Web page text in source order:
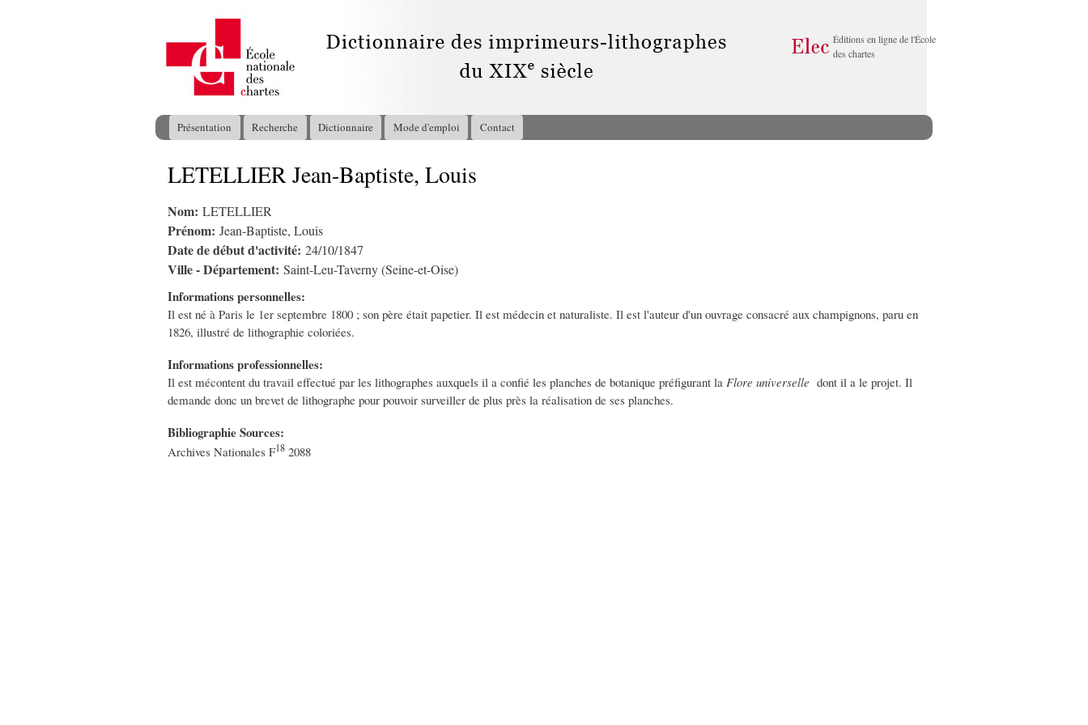
principal
Éditions en ligne de l'École
des chartes
Menu principal
Présentation Recherche Dictionnaire Mode d'emploi Contact
Vous êtes ici
LETELLIER Jean-Baptiste, Louis
Nom: LETELLIER
Prénom: Jean-Baptiste, Louis
Date de début d'activité: 24/10/1847
Ville - Département: Saint-Leu-Taverny (Seine-et-Oise)
Informations personnelles:
Il est né à Paris le 1er septembre 1800 ; son père était papetier. Il est médecin et naturaliste. Il est l'auteur d'un ouvrage consacré aux champignons, paru en
1826, illustré de lithographie coloriées.
Informations professionnelles:
Il est mécontent du travail effectué par les lithographes auxquels il a confié les planches de botanique préfigurant la Flore universelle dont il a le projet. Il
demande donc un brevet de lithographe pour pouvoir surveiller de plus près la réalisation de ses planches.
Bibliographie Sources:
Archives Nationales F18 2088